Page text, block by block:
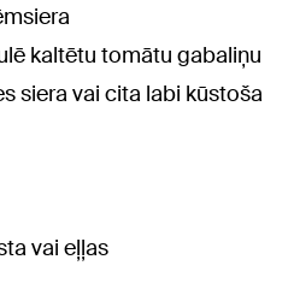
kaltētu tomātu gabaliņu
siera vai cita labi kūstoša
vai eļļas